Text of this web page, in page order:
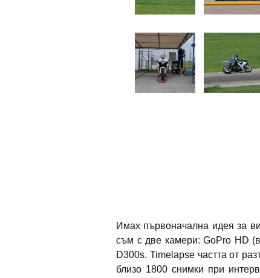
Имах първоначална идея за
съм с две камери: GoPro HD
D300s. Timelapse частта от
близо 1800 снимки при